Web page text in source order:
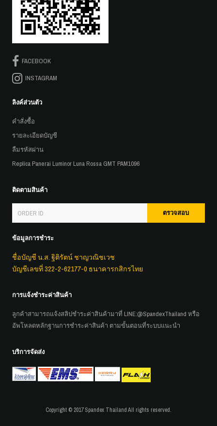
FACEBOOK
INSTAGRAM
ลิงค์ส่วนตัว
คำสั่งซื้อ
รายละเอียดบัญชี
ลืมรหัสผ่าน
Replica Panerai Luminor Luna Rossa GMT PAM1096
ติดตามสินค้า
ตรวจสอบ
ข้อมูลการชำระ
ชื่อบัญชี น.ส. ฐิติรัตน์ ชาญวณิชเวช
บัญชีเลขที่ 322-2-62177-0 ธนาคารกสิกรไทย
การแจ้งชำระค่าสินค้า
ลูกค้าสามารถแจ้งสลิปชำระค่าสินค้ามาที่ LINE:@SpandexThailand หรือ
อัพโหลดหลักฐานการชำระค่าสินค้า ตามขั้นตอนที่ระบบแนะนำ
บริการจัดส่ง
Copyright © 2017 Spandex Thailand All rights reserved.